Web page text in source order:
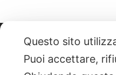
Questo sito
Puoi accettare,